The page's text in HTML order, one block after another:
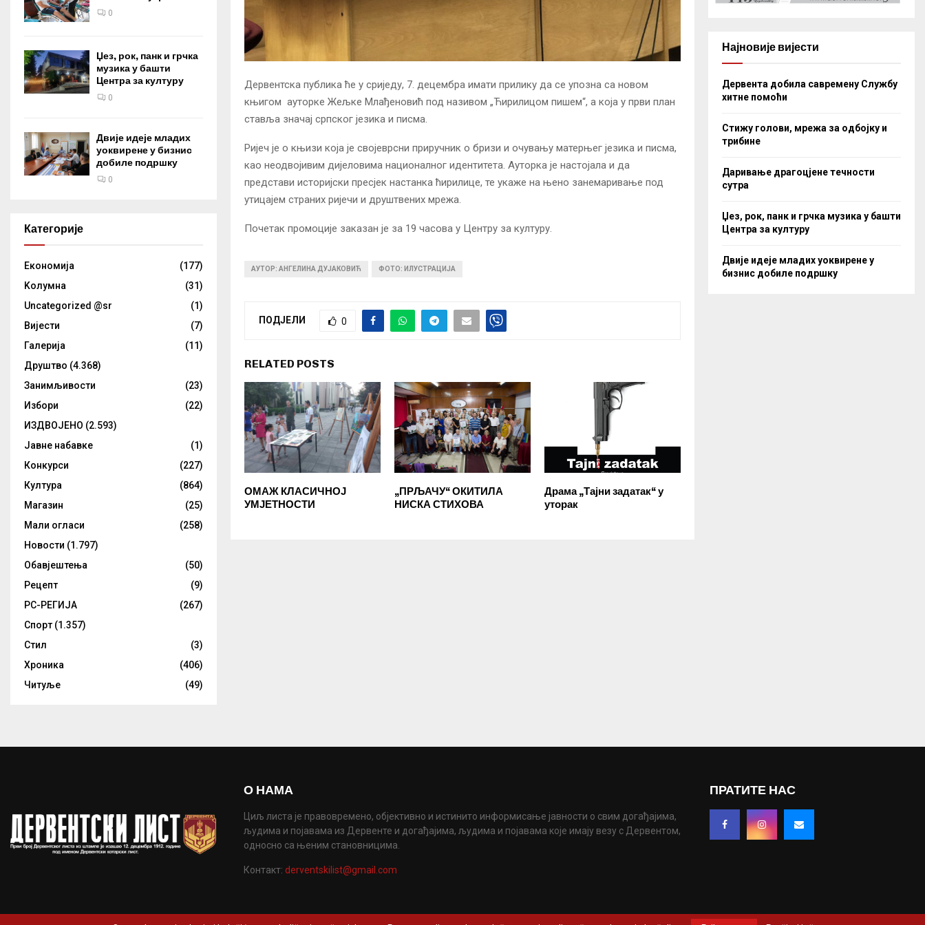
Дервентска публика ће у сриједу, 7. децембра имати прилику да се упозна са новом
књигом ауторке Жељке Млађеновић под називом „Ћирилицом пишем“, а која у први план
ставља значај српског језика и писма.
Ријеч је о књизи која је својеврсни приручник о бризи и очувању матерњег језика и писма,
као неодвојивим дијеловима националног идентитета. Ауторка је настојала и да
представи историјски пресјек настанка ћирилице, те укаже на њено занемаривање под
утицајем страних ријечи и друштвених мрежа.
Почетак промоције заказан је за 19 часова у Центру за културу.
АУТОР: АНГЕЛИНА ДУЈАКОВИЋ ФОТО: ИЛУСТРАЦИЈА
ПОДЈЕЛИ 0
RELATED POSTS
ОМАЖ КЛАСИЧНОЈ
УМЈЕТНОСТИ
„ПРЉАЧУ“ ОКИТИЛА
НИСКА СТИХОВА
Драма „Тајни задатак“ у
уторак
0
Џез, рок, панк и грчка
музика у башти
Центра за културу
0
Двије идеје младих
уоквирене у бизнис
добиле подршку
0
Категорије
Eкономија
(177)
Kолумнa
(31)
Uncategorized @sr
(1)
Вијести
(7)
Галерија
(11)
Друштво (4.368)
Занимљивости
(23)
Избори
(22)
ИЗДВОЈЕНО (2.593)
Јавне набавке
(1)
Конкурси
(227)
Култура
(864)
Магазин
(25)
Мали огласи
(258)
Новости (1.797)
Обавјештења
(50)
Рецепт
(9)
РС-РЕГИЈА
(267)
Спорт (1.357)
Стил
(3)
Хроника
(406)
Читуље
(49)
Најновије вијести
Дервента добила савремену Службу
хитне помоћи
Стижу голови, мрежа за одбојку и
трибине
Даривање драгоцјене течности
сутра
Џез, рок, панк и грчка музика у башти
Центра за културу
Двије идеје младих уоквирене у
бизнис добиле подршку
О НАМА
Циљ листа је правовремено, објективно и истинито информисање јавности о свим догађајима,
људима и појавама из Дервенте и догађајима, људима и појавама које имају везу с Дервентом,
односно са њеним становницима.
Контакт: derventskilist@gmail.com
ПРАТИТЕ НАС